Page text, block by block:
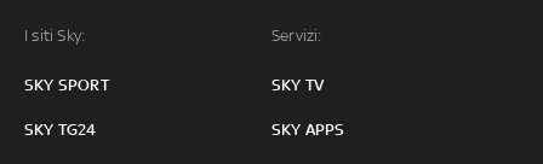
I siti Sky:
SKY SPORT
SKY TG24
Servizi:
SKY TV
SKY APPS